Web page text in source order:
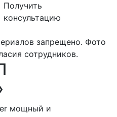
Получить
консультацию
запрещено. Фото
сотрудников.
мощный и